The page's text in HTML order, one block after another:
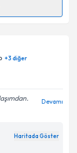
+3 diğer
Devamı
Haritada Göster